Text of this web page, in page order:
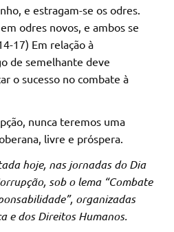
e estragam-se os odres.
odres novos, e ambos se
17) Em relação à
de semelhante deve
o sucesso no combate à
nunca teremos uma
livre e próspera.
hoje, nas jornadas do Dia
sob o lema “Combate
organizadas
e dos Direitos Humanos.